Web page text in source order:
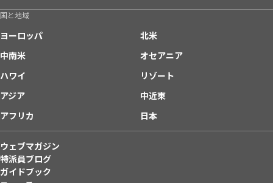
国と地域
ヨーロッパ
北米
中南米
オセアニア
ハワイ
リゾート
アジア
中近東
アフリカ
日本
ウェブマガジン
特派員ブログ
ガイドブック